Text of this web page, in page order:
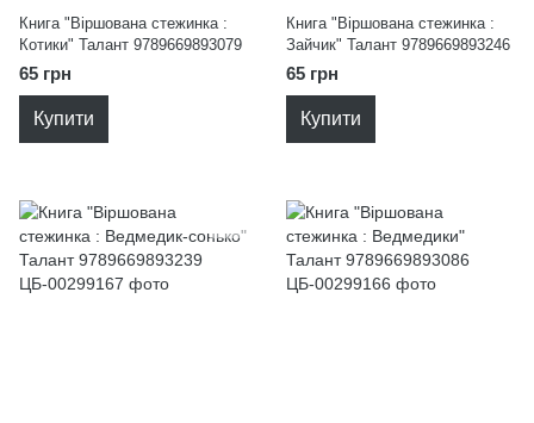
Книга "Віршована стежинка :
Котики" Талант 9789669893079
65 грн
Купити
Книга "Віршована стежинка :
Зайчик" Талант 9789669893246
65 грн
Купити